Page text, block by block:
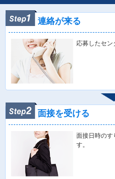
連絡が来る
応募したセン
面接を受ける
面接日時のす
す。